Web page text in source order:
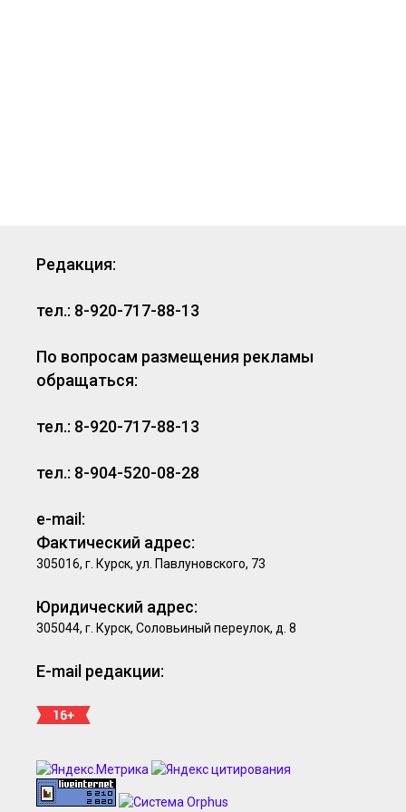
Редакция:
тел.: 8-920-717-88-13
По вопросам размещения рекламы
обращаться:
тел.: 8-920-717-88-13
тел.: 8-904-520-08-28
e-mail:
Фактический адрес:
305016, г. Курск, ул. Павлуновского, 73
Юридический адрес:
305044, г. Курск, Соловьиный переулок, д. 8
E-mail редакции: